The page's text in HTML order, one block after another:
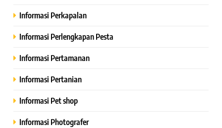
Informasi Perkapalan
Informasi Perlengkapan Pesta
Informasi Pertamanan
Informasi Pertanian
Informasi Pet shop
Informasi Photografer